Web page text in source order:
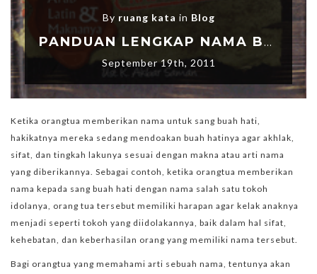
By ruang kata in Blog
PANDUAN LENGKAP NAMA BAYI ISLAMI
September 19th, 2011
Ketika orangtua memberikan nama untuk sang buah hati,
hakikatnya mereka sedang mendoakan buah hatinya agar akhlak,
sifat, dan tingkah lakunya sesuai dengan makna atau arti nama
yang diberikannya. Sebagai contoh, ketika orangtua memberikan
nama kepada sang buah hati dengan nama salah satu tokoh
idolanya, orang tua tersebut memiliki harapan agar kelak anaknya
menjadi seperti tokoh yang diidolakannya, baik dalam hal sifat,
kehebatan, dan keberhasilan orang yang memiliki nama tersebut.
Bagi orangtua yang memahami arti sebuah nama, tentunya akan